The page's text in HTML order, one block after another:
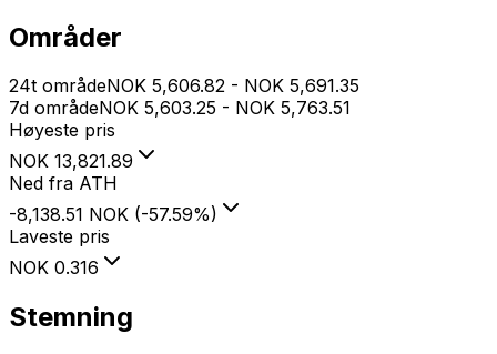
Områder
24t områdeNOK 5,606.82 - NOK 5,691.35
7d områdeNOK 5,603.25 - NOK 5,763.51
Høyeste pris
NOK 13,821.89
Ned fra ATH
-8,138.51 NOK (-57.59%)
Laveste pris
NOK 0.316
Stemning